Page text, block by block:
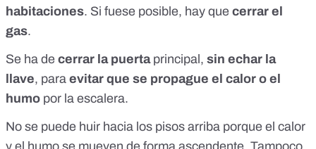
habitaciones. Si fuese posible, hay que cerrar el
gas.
Se ha de cerrar la puertaprincipal, sin echar la
llave, para evitar que se propague el calor o el
humo por la escalera.
No se puede huir hacia los pisos arriba porque el calor